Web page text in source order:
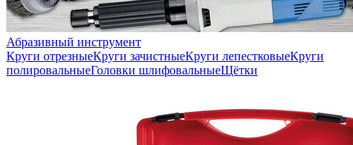
Абразивный инструмент
Круги отрезныеКруги зачистныеКруги лепестковыеКруги
полировальныеГоловки шлифовальныеЩётки